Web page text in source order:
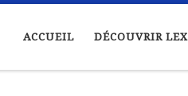
ACCUEIL DÉCOUVRIR